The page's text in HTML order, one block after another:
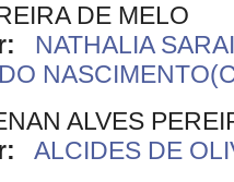
DE MELO
NATHALIA
ALVES
ALCIDES DE